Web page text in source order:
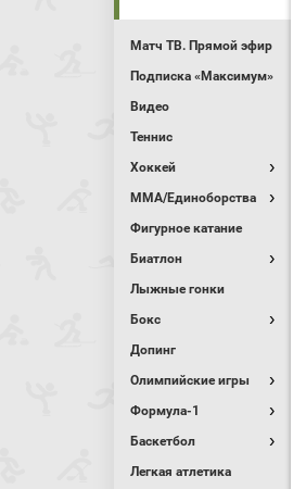
Матч ТВ. Прямой эфир
Подписка «Максимум»
Видео
Теннис
Хоккей
MMA/Единоборства
Фигурное катание
Биатлон
Лыжные гонки
Бокс
Допинг
Олимпийские игры
Формула-1
Баскетбол
Легкая атлетика